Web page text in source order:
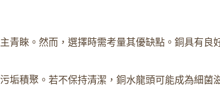
青睞。然而，選擇時需考量其優缺點。銅具有良
積聚。若不保持清潔，銅水龍頭可能成為細菌